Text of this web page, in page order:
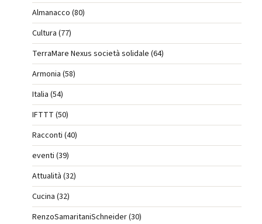
Almanacco (80)
Cultura (77)
TerraMare Nexus società solidale (64)
Armonia (58)
Italia (54)
IFTTT (50)
Racconti (40)
eventi (39)
Attualità (32)
Cucina (32)
RenzoSamaritaniSchneider (30)